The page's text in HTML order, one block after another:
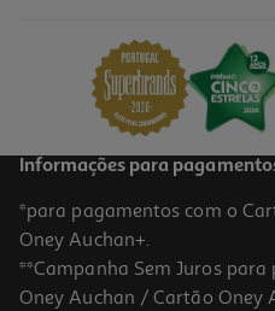
Informações para
*para pagamentos com o
Oney Auchan+.
**Campanha Sem Juros
Oney Auchan / Cartão Oney